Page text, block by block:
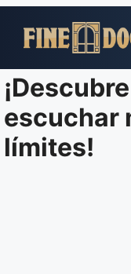
para
conteúdo
escuchar
límites!